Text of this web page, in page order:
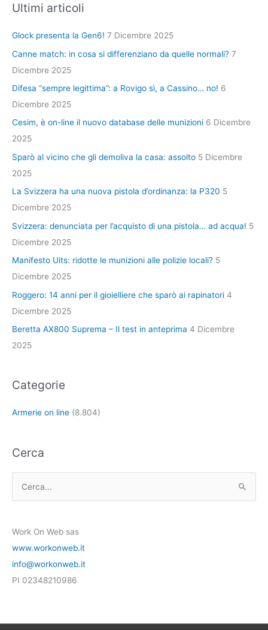
Ultimi articoli
Glock presenta la Gen6! 7 Dicembre 2025
Canne match: in cosa si differenziano da quelle normali? 7
Dicembre 2025
Difesa “sempre legittima”: a Rovigo sì, a Cassino… no! 6
Dicembre 2025
Cesim, è on-line il nuovo database delle munizioni 6 Dicembre
2025
Sparò al vicino che gli demoliva la casa: assolto 5 Dicembre
2025
La Svizzera ha una nuova pistola d’ordinanza: la P320 5
Dicembre 2025
Svizzera: denunciata per l’acquisto di una pistola… ad acqua! 5
Dicembre 2025
Manifesto Uits: ridotte le munizioni alle polizie locali? 5
Dicembre 2025
Roggero: 14 anni per il gioielliere che sparò ai rapinatori 4
Dicembre 2025
Beretta AX800 Suprema – Il test in anteprima 4 Dicembre
2025
Categorie
Armerie on line (8.804)
Cerca
c
a
:
Work On Web sas
www.workonweb.it
info@workonweb.it
PI 02348210986